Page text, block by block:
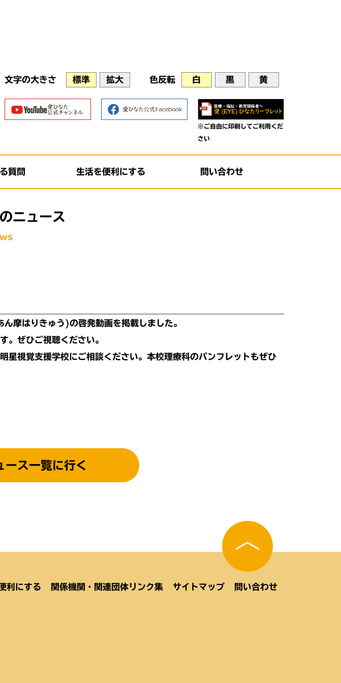
文字の大きさ
標準 拡大 色反転 白 黒 黄
※ご自由に印刷してご利用くだ
さい
質問 生活を便利にする 問い合わせ
ニュース
摩はりきゅう)の啓発動画を掲載しました。
。ぜひご視聴ください。
視覚支援学校にご相談ください。本校理療科のパンフレットもぜひ
ース一覧に行く
利にする 関係機関・関連団体リンク集 サイトマップ 問い合わせ